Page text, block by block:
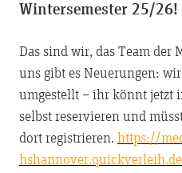
Wintersemester 25/26!
Das sind wir, das Team der
uns gibt es Neuerungen:
umgestellt – ihr könnt jetzt
selbst reservieren und
dort registrieren. https://